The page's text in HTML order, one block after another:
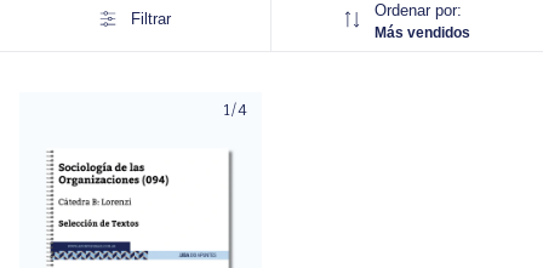
Filtrar Ordenar por:
Más vendidos
1/4